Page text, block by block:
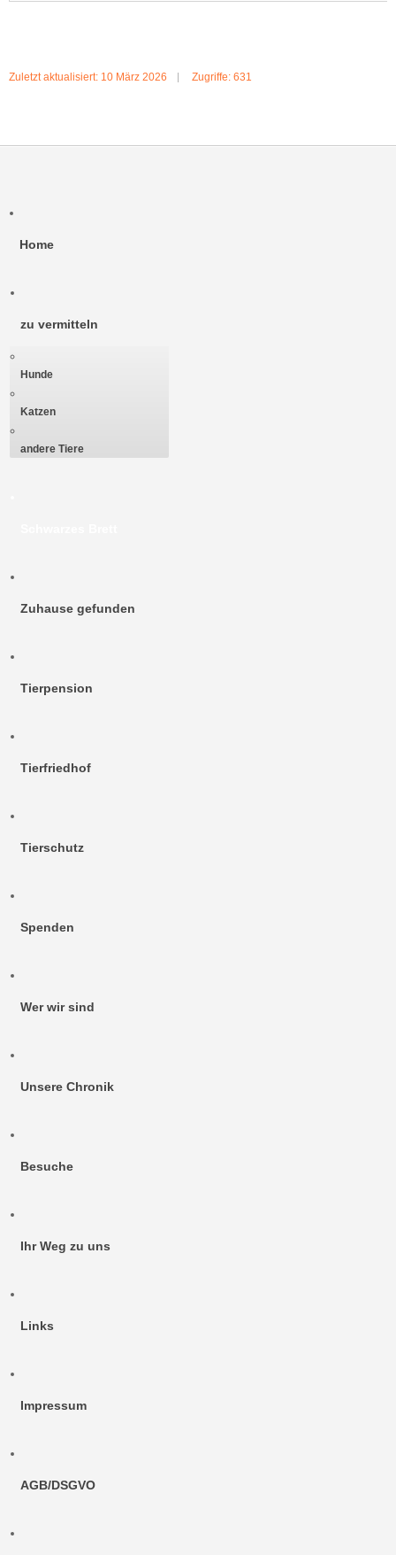
Zuletzt aktualisiert: 10 März 2026 Zugriffe: 631
Home
zu vermitteln
Hunde
Katzen
andere Tiere
Zuhause gefunden
Tierpension
Tierfriedhof
Tierschutz
Spenden
Wer wir sind
Unsere Chronik
Besuche
Ihr Weg zu uns
Links
Impressum
AGB/DSGVO